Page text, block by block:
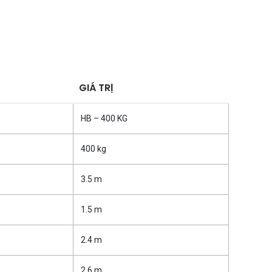
GIÁ TRỊ
HB – 400 KG
400 kg
3.5 m
1.5 m
2.4 m
2.6 m